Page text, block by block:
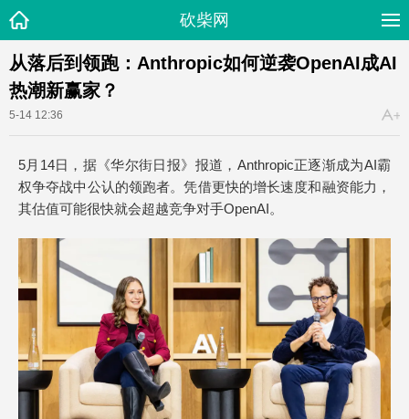
砍柴网
从落后到领跑：Anthropic如何逆袭OpenAI成AI
热潮新赢家？
5-14 12:36
5月14日，据《华尔街日报》报道，Anthropic正逐渐成为AI霸
权争夺战中公认的领跑者。凭借更快的增长速度和融资能力，
其估值可能很快就会超越竞争对手OpenAI。